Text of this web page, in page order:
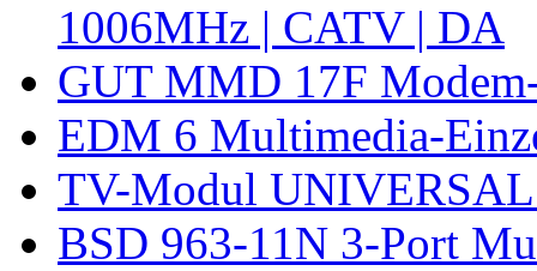
1006MHz | CATV | DA
GUT MMD 17F
EDM 6 Multimedia-
TV-Modul
BSD 963-11N 3-Port